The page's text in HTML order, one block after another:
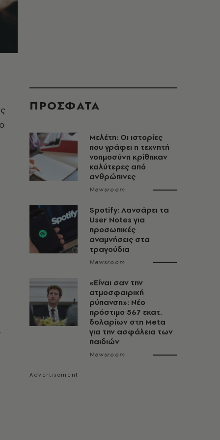
ΠΡΟΣΦΑΤΑ
Μελέτη: Οι ιστορίες
που γράφει η τεχνητή
νοημοσύνη κρίθηκαν
καλύτερες από
ανθρώπινες
Newsroom
Spotify: Λανσάρει τα
User Notes για
προσωπικές
αναμνήσεις στα
τραγούδια
Newsroom
«Είναι σαν την
ατμοσφαιρική
ρύπανση»: Νέο
πρόστιμο 567 εκατ.
δολαρίων στη Meta
για την ασφάλεια των
παιδιών
Newsroom